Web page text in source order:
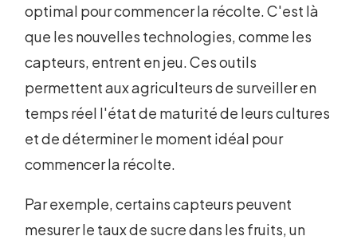
optimal pour commencer la récolte. C'est là
que les nouvelles technologies, comme les
capteurs, entrent en jeu. Ces outils
permettent aux agriculteurs de surveiller en
temps réel l'état de maturité de leurs cultures
et de déterminer le moment idéal pour
commencer la récolte.
Par exemple, certains capteurs peuvent
mesurer le taux de sucre dans les fruits, un